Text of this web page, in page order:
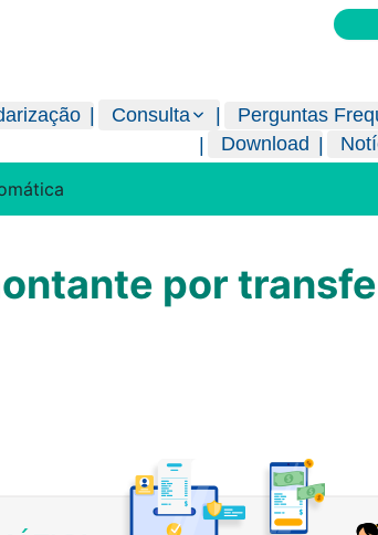
Consulta Perguntas
Download
por